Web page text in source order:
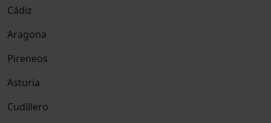
Cádiz
Aragona
Pireneos
Asturia
Cudillero